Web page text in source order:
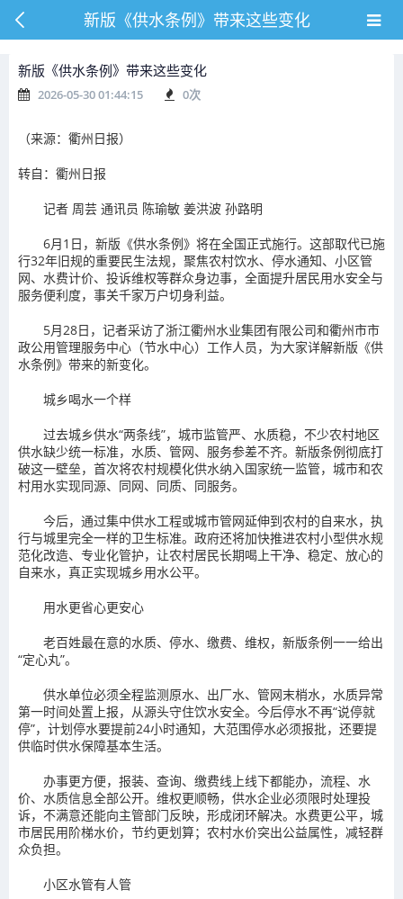
新版《供水条例》带来这些变化
新版《供水条例》带来这些变化
2026-05-30 01:44:15 0次
（来源：衢州日报）
转自：衢州日报
记者 周芸 通讯员 陈瑜敏 姜洪波 孙路明
6月1日，新版《供水条例》将在全国正式施行。这部取代已施
行32年旧规的重要民生法规，聚焦农村饮水、停水通知、小区管
网、水费计价、投诉维权等群众身边事，全面提升居民用水安全与
服务便利度，事关千家万户切身利益。
5月28日，记者采访了浙江衢州水业集团有限公司和衢州市市
政公用管理服务中心（节水中心）工作人员，为大家详解新版《供
水条例》带来的新变化。
城乡喝水一个样
过去城乡供水“两条线”，城市监管严、水质稳，不少农村地区
供水缺少统一标准，水质、管网、服务参差不齐。新版条例彻底打
破这一壁垒，首次将农村规模化供水纳入国家统一监管，城市和农
村用水实现同源、同网、同质、同服务。
今后，通过集中供水工程或城市管网延伸到农村的自来水，执
行与城里完全一样的卫生标准。政府还将加快推进农村小型供水规
范化改造、专业化管护，让农村居民长期喝上干净、稳定、放心的
自来水，真正实现城乡用水公平。
用水更省心更安心
老百姓最在意的水质、停水、缴费、维权，新版条例一一给出
“定心丸”。
供水单位必须全程监测原水、出厂水、管网末梢水，水质异常
第一时间处置上报，从源头守住饮水安全。今后停水不再“说停就
停”，计划停水要提前24小时通知，大范围停水必须报批，还要提
供临时供水保障基本生活。
办事更方便，报装、查询、缴费线上线下都能办，流程、水
价、水质信息全部公开。维权更顺畅，供水企业必须限时处理投
诉，不满意还能向主管部门反映，形成闭环解决。水费更公平，城
市居民用阶梯水价，节约更划算；农村水价突出公益属性，减轻群
众负担。
小区水管有人管